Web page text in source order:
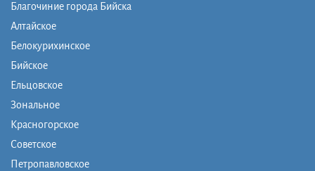
Благочиние города Бийска
Алтайское
Белокурихинское
Бийское
Ельцовское
Зональное
Красногорское
Советское
Петропавловское